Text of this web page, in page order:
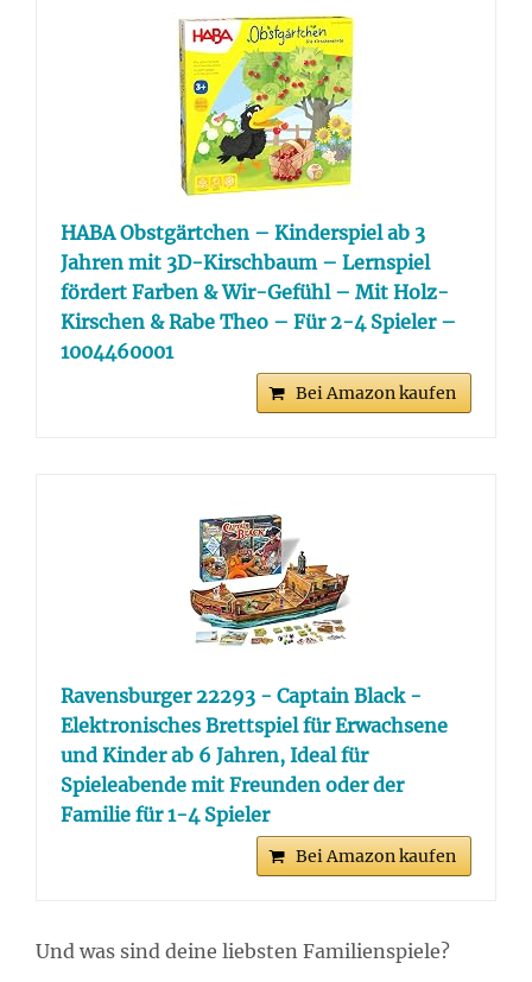
HABA Obstgärtchen – Kinderspiel ab 3
Jahren mit 3D-Kirschbaum – Lernspiel
fördert Farben & Wir-Gefühl – Mit Holz-
Kirschen & Rabe Theo – Für 2-4 Spieler –
1004460001
Bei Amazon kaufen
Ravensburger 22293 - Captain Black -
Elektronisches Brettspiel für Erwachsene
und Kinder ab 6 Jahren, Ideal für
Spieleabende mit Freunden oder der
Familie für 1-4 Spieler
Bei Amazon kaufen
Und was sind deine liebsten Familienspiele?